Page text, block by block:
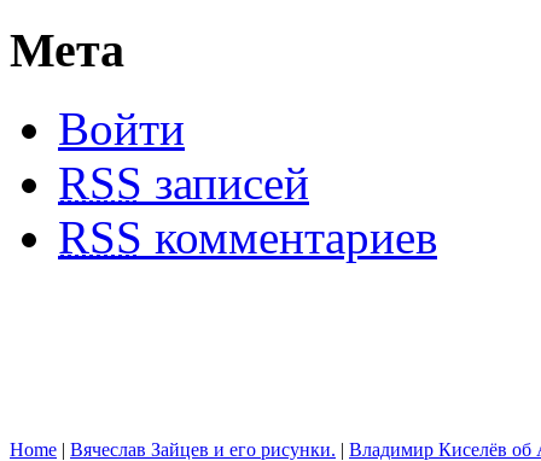
Мета
Войти
RSS записей
RSS комментариев
Home | Вячеслав Зайцев и его рисунки. | Владимир Киселёв об